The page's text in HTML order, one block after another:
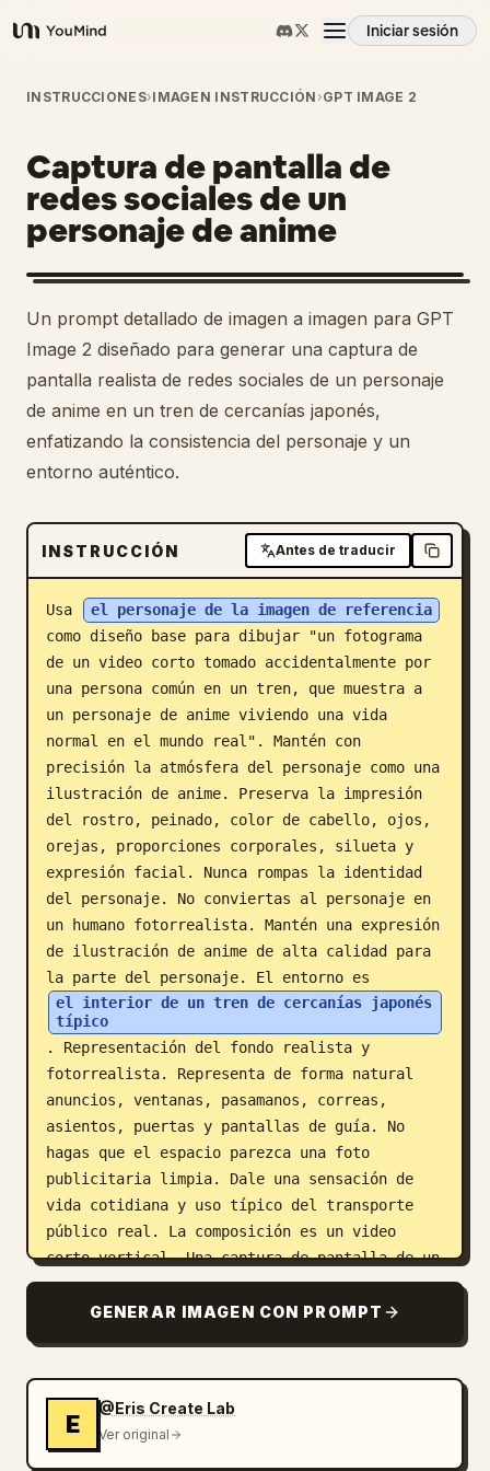
YouMind
Iniciar sesión
Resumen
Casos de uso
Habilidades
Prompts
Precios
Descargar
Blog
Actualizaciones
INSTRUCCIONES›IMAGEN INSTRUCCIÓN ›GPT IMAGE 2
Captura de pantalla de
redes sociales de un
personaje de anime
Un prompt detallado de imagen a imagen para GPT
Image 2 diseñado para generar una captura de
pantalla realista de redes sociales de un personaje
de anime en un tren de cercanías japonés,
enfatizando la consistencia del personaje y un
entorno auténtico.
INSTRUCCIÓN Antes de traducir
Usa
el personaje de la imagen de referencia
como diseño base para dibujar "un fotograma
de un video corto tomado accidentalmente por
una persona común en un tren, que muestra a
un personaje de anime viviendo una vida
normal en el mundo real". Mantén con
precisión la atmósfera del personaje como una
ilustración de anime. Preserva la impresión
del rostro, peinado, color de cabello, ojos,
orejas, proporciones corporales, silueta y
expresión facial. Nunca rompas la identidad
del personaje. No conviertas al personaje en
un humano fotorrealista. Mantén una expresión
de ilustración de anime de alta calidad para
la parte del personaje. El entorno es
el interior de un tren de cercanías japonés
típico
. Representación del fondo realista y
fotorrealista. Representa de forma natural
anuncios, ventanas, pasamanos, correas,
asientos, puertas y pantallas de guía. No
hagas que el espacio parezca una foto
publicitaria limpia. Dale una sensación de
vida cotidiana y uso típico del transporte
público real. La composición es un video
corto vertical. Una captura de pantalla de un
video de SNS tomado con un teléfono
inteligente. El fotógrafo está sentado cerca
lado, no directamente desde el frente. El
personaje está mirando un teléfono
GENERAR IMAGEN CON PROMPT
E
@Eris Create Lab
Ver original